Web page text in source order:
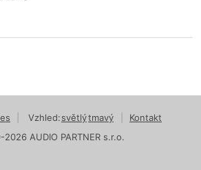
Vzhled:světlýtmavý
Kontakt
AUDIO PARTNER s.r.o.